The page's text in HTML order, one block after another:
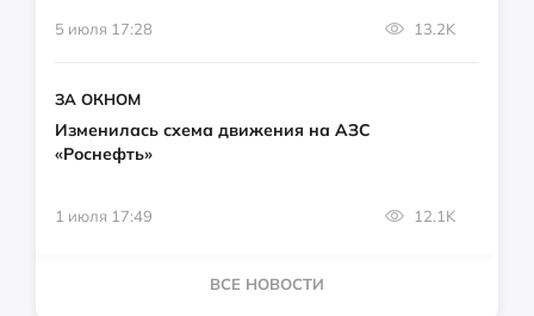
5 июля 17:28 13.2K
ЗА ОКНОМ
Изменилась схема движения на АЗС
«Роснефть»
1 июля 17:49 12.1K
ВСЕ НОВОСТИ